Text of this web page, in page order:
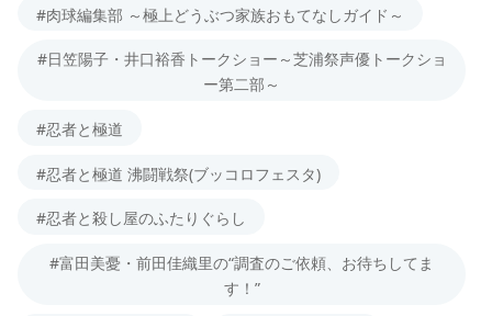
#肉球編集部 ～極上どうぶつ家族おもてなしガイド～
#日笠陽子・井口裕香トークショー～芝浦祭声優トークショ
ー第二部～
#忍者と極道
#忍者と極道 沸闘戦祭(ブッコロフェスタ)
#忍者と殺し屋のふたりぐらし
#富田美憂・前田佳織里の“調査のご依頼、お待ちしてま
す！”